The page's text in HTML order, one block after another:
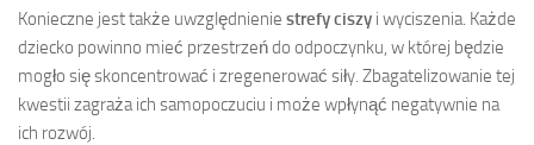
Konieczne jest także uwzględnienie strefy ciszy i wyciszenia. Każde
dziecko powinno mieć przestrzeń do odpoczynku, w której będzie
mogło się skoncentrować i zregenerować siły. Zbagatelizowanie tej
kwestii zagraża ich samopoczuciu i może wpłynąć negatywnie na
ich rozwój.